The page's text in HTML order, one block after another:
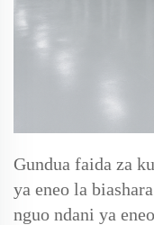
Gundua faida za
ya eneo la
nguo ndani ya